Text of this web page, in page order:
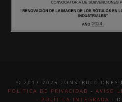
© 2017-2025 CONSTRUCCIONES
POLÍTICA DE PRIVACIDAD - AVISO
- POLÍTICA INTEGRADA -